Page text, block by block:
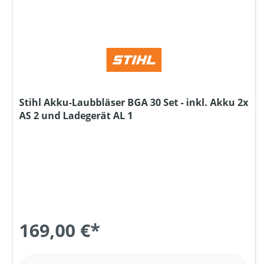
Stihl Akku-Laubbläser BGA 30 Set - inkl. Akku 2x
AS 2 und Ladegerät AL 1
169,00 €*